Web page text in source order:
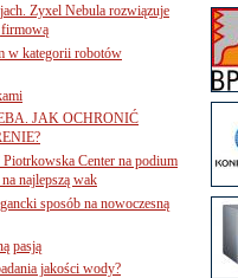
Zyxel Nebula rozwiązuje
firmową
w kategorii robotów
JAK OCHRONIĆ
Center na podium
najlepszą wak
sposób na nowoczesną
pasją
jakości wody?